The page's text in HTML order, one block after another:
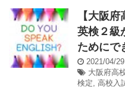
【大阪
英検２級
ためにで
2021/04/29
大阪府高
検定, 高校入